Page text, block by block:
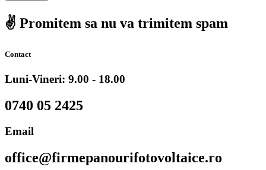
✌️ Promitem sa nu va trimitem spam
Contact
Luni-Vineri: 9.00 - 18.00
0740 05 2425
Email
office@firmepanourifotovoltaice.ro